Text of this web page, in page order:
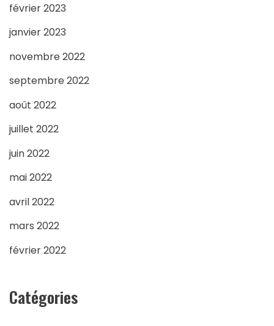
février 2023
janvier 2023
novembre 2022
septembre 2022
août 2022
juillet 2022
juin 2022
mai 2022
avril 2022
mars 2022
février 2022
Catégories